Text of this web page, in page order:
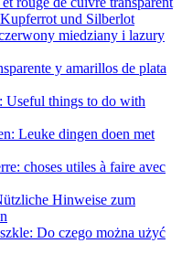
und Silberlot
miedziany i lazury
y amarillos de plata
Useful things to do with
Leuke dingen doen met
choses utiles à faire avec
Hinweise zum
Do czego można użyć